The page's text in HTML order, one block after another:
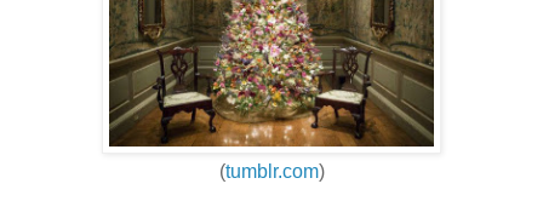
(tumblr.com)